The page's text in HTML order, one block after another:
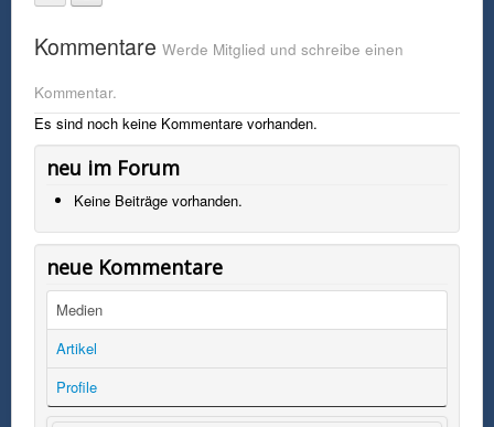
Kommentare Werde Mitglied und schreibe einen
Kommentar.
Es sind noch keine Kommentare vorhanden.
neu im Forum
Keine Beiträge vorhanden.
neue Kommentare
Medien
Artikel
Profile